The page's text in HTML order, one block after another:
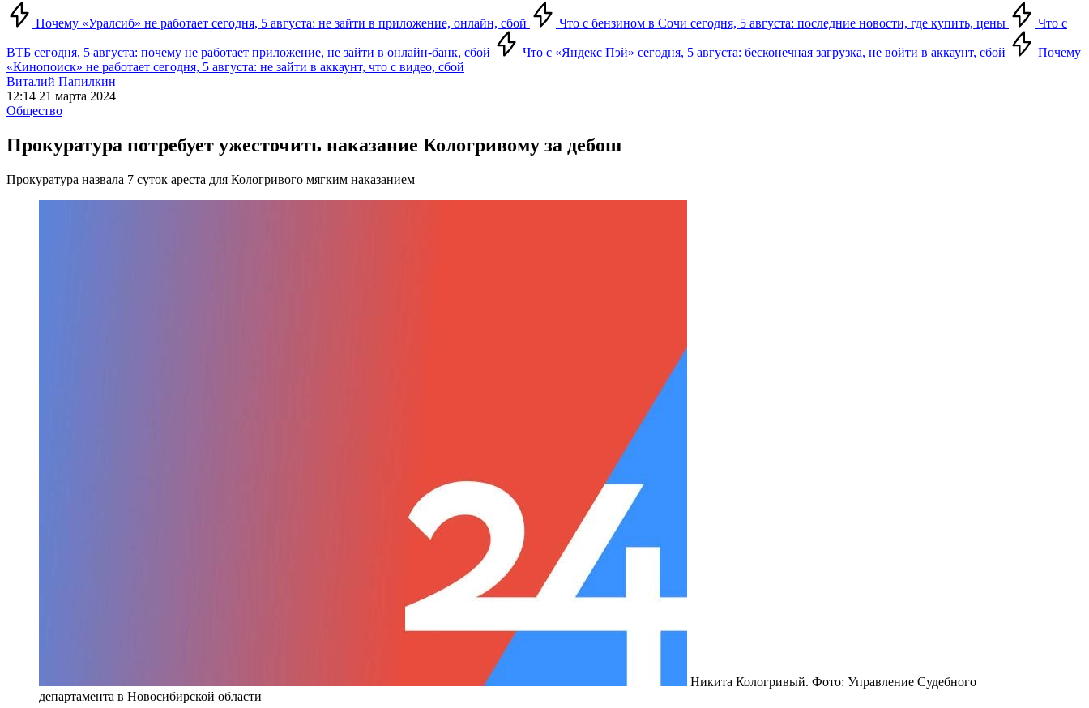
Почему «Уралсиб» не работает сегодня, 5 августа: не зайти в приложение, онлайн, сбой Что с бензином в Сочи сегодня, 5 августа: последние новости, где купить, цены Что с
ВТБ сегодня, 5 августа: почему не работает приложение, не зайти в онлайн-банк, сбой Что с «Яндекс Пэй» сегодня, 5 августа: бесконечная загрузка, не войти в аккаунт, сбой
Почему
«Кинопоиск» не работает сегодня, 5 августа: не зайти в аккаунт, что с видео, сбой
Виталий Папилкин
12:14 21 марта 2024
Общество
Прокуратура потребует ужесточить наказание Кологривому за дебош
Прокуратура назвала 7 суток ареста для Кологривого мягким наказанием
Никита Кологривый. Фото: Управление Судебного
департамента в Новосибирской области